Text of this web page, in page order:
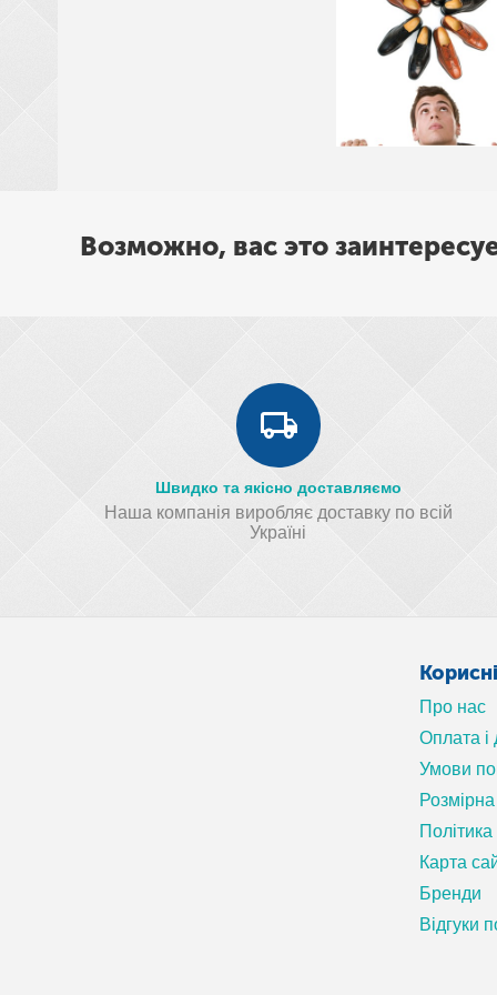
Возможно, вас это
Швидко та якісно доставляємо
Наша компанія виробляє доставку по всій
Україні
Про нас
Оплата і
Умови
Розмірна
Політика
Карта
Бренди
Відгуки